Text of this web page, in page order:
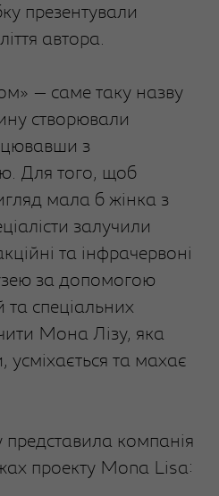
презентували
автора.
— саме таку назву
створювали
з
Для того, щоб
мала б жінка з
залучили
та інфрачервоні
за допомогою
та спеціальних
Мона Лізу, яка
усміхається та махає
представила компанія
проекту Mona Lisa: